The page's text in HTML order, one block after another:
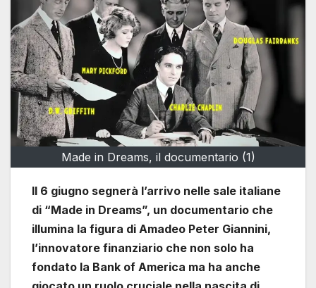
Made in Dreams, il documentario (1)
Il 6 giugno segnerà l’arrivo nelle sale italiane
di “Made in Dreams”, un documentario che
illumina la figura di Amadeo Peter Giannini,
l’innovatore finanziario che non solo ha
fondato la Bank of America ma ha anche